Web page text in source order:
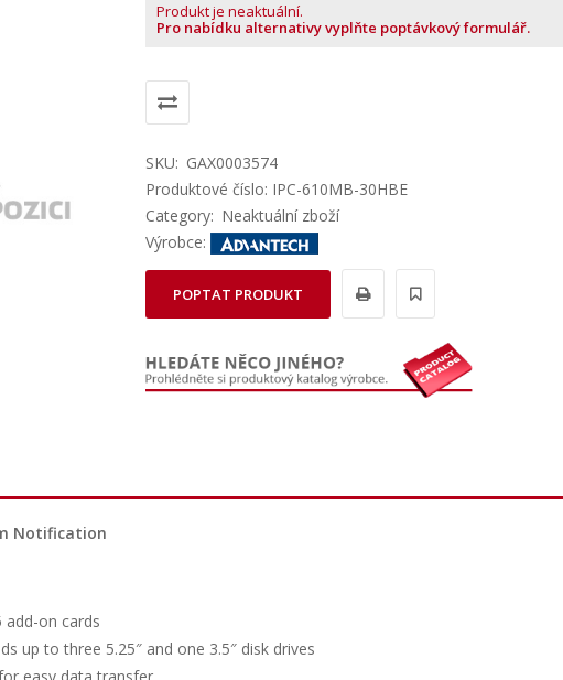
Produkt je neaktuální.
Pro nabídku alternativy vyplňte poptávkový formulář.
SKU: GAX0003574
Produktové číslo: IPC-610MB-30HBE
Category: Neaktuální zboží
Výrobce:
POPTAT PRODUKT
Notification
add-on cards
up to three 5.25″ and one 3.5″ disk drives